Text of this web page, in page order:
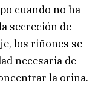
cuando no ha
secreción de
los riñones se
necesaria de
la orina.